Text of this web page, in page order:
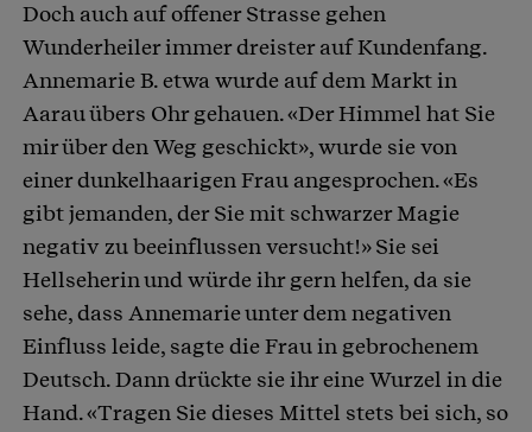
Doch auch auf offener Strasse gehen
Wunderheiler immer dreister auf Kundenfang.
Annemarie B. etwa wurde auf dem Markt in
Aarau übers Ohr gehauen. «Der Himmel hat Sie
mir über den Weg geschickt», wurde sie von
einer dunkelhaarigen Frau angesprochen. «Es
gibt jemanden, der Sie mit schwarzer Magie
negativ zu beeinflussen versucht!» Sie sei
Hellseherin und würde ihr gern helfen, da sie
sehe, dass Annemarie unter dem negativen
Einfluss leide, sagte die Frau in gebrochenem
Deutsch. Dann drückte sie ihr eine Wurzel in die
Hand. «Tragen Sie dieses Mittel stets bei sich, so